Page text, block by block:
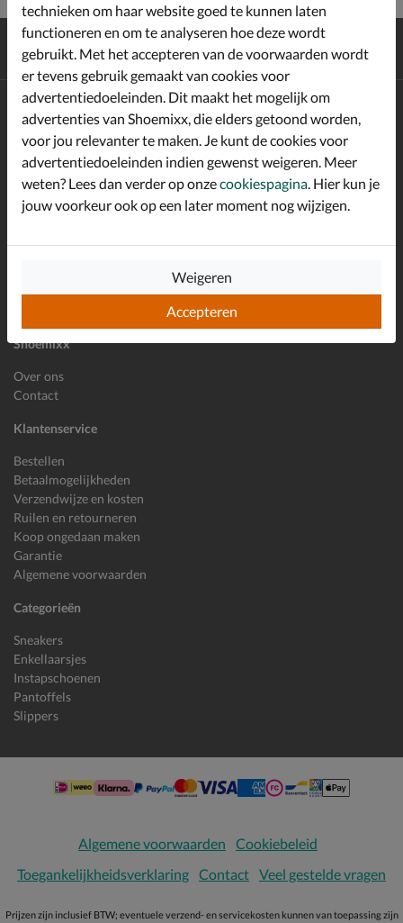
Gratisverzending en retour*
Achterafbetalen
Shoemixx
Over ons
Contact
Klantenservice
Bestellen
Betaalmogelijkheden
Verzendwijze en kosten
Ruilen en retourneren
Koop ongedaan maken
Garantie
Algemene voorwaarden
Categorieën
Sneakers
Enkellaarsjes
Instapschoenen
Pantoffels
Slippers
Altijd op de hoogte zijn?
Schrijf je in voor de Shoemixx nieuwsbrief en ontvang €10,-
welkomstkorting!*
E-mailadres
Algemene voorwaarden
Cookiebeleid
Toegankelijkheidsverklaring Contact Veel gestelde vragen
Prijzen zijn inclusief BTW; eventuele verzend- en servicekosten kunnen van toepassing zijn
technieken om haar website goed te kunnen laten
functioneren en om te analyseren hoe deze wordt
gebruikt. Met het accepteren van de voorwaarden wordt
er tevens gebruik gemaakt van cookies voor
advertentiedoeleinden. Dit maakt het mogelijk om
advertenties van Shoemixx, die elders getoond worden,
voor jou relevanter te maken. Je kunt de cookies voor
advertentiedoeleinden indien gewenst weigeren. Meer
weten? Lees dan verder op onzecookiespagina . Hier kun je
jouw voorkeur ook op een later moment nog wijzigen.
Accepteren
Weigeren